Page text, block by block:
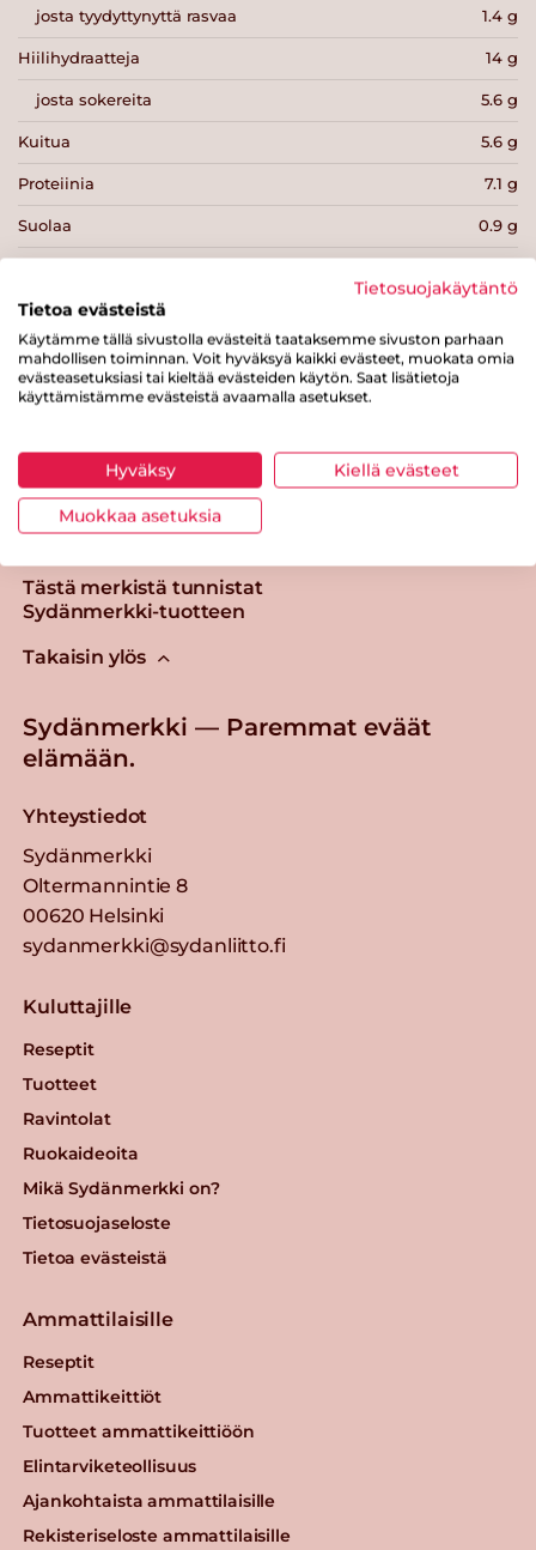
josta tyydyttynyttä rasvaa 1.4 g
Hiilihydraatteja 14 g
josta sokereita 5.6 g
Kuitua 5.6 g
Proteiinia 7.1 g
Suolaa 0.9 g
Tulosta sivu Jaa tuote
Tästä merkistä tunnistat
Sydänmerkki-tuotteen
Takaisin ylös
Sydänmerkki — Paremmat eväät
elämään.
Yhteystiedot
Sydänmerkki
Oltermannintie 8
00620 Helsinki
sydanmerkki@sydanliitto.fi
Kuluttajille
Reseptit
Tuotteet
Ravintolat
Ruokaideoita
Mikä Sydänmerkki on?
Tietosuojaseloste
Tietoa evästeistä
Ammattilaisille
Reseptit
Ammattikeittiöt
Tuotteet ammattikeittiöön
Elintarviketeollisuus
Ajankohtaista ammattilaisille
Rekisteriseloste ammattilaisille
Tietosuojakäytäntö
Tietoa evästeistä
Käytämme tällä sivustolla evästeitä taataksemme sivuston parhaan
mahdollisen toiminnan. Voit hyväksyä kaikki evästeet, muokata omia
evästeasetuksiasi tai kieltää evästeiden käytön. Saat lisätietoja
käyttämistämme evästeistä avaamalla asetukset.
Hyväksy Kiellä evästeet
Muokkaa asetuksia